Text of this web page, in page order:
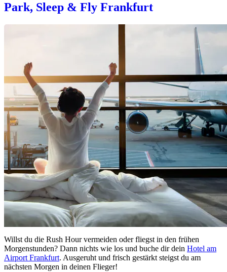
Park, Sleep & Fly Frankfurt
Willst du die Rush Hour vermeiden oder fliegst in den frühen
Morgenstunden? Dann nichts wie los und buche dir dein Hotel am
Airport Frankfurt. Ausgeruht und frisch gestärkt steigst du am
nächsten Morgen in deinen Flieger!